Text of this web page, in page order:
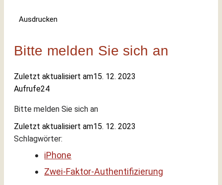
Ausdrucken
Bitte melden Sie sich an
Zuletzt aktualisiert am15. 12. 2023
Aufrufe24
Bitte melden Sie sich an
Zuletzt aktualisiert am15. 12. 2023
Schlagwörter:
iPhone
Zwei-Faktor-Authentifizierung